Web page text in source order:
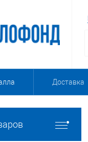
Доставка